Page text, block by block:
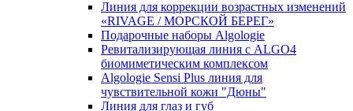
Линия для коррекции возрастных изменений
«RIVAGE / МОРСКОЙ БЕРЕГ»
Подарочные наборы Algologie
Ревитализирующая линия с ALGO4
биомиметическим комплексом
Algologie Sensi Plus линия для
чувcтвительной кожи "Дюны"
Линия для глаз и губ